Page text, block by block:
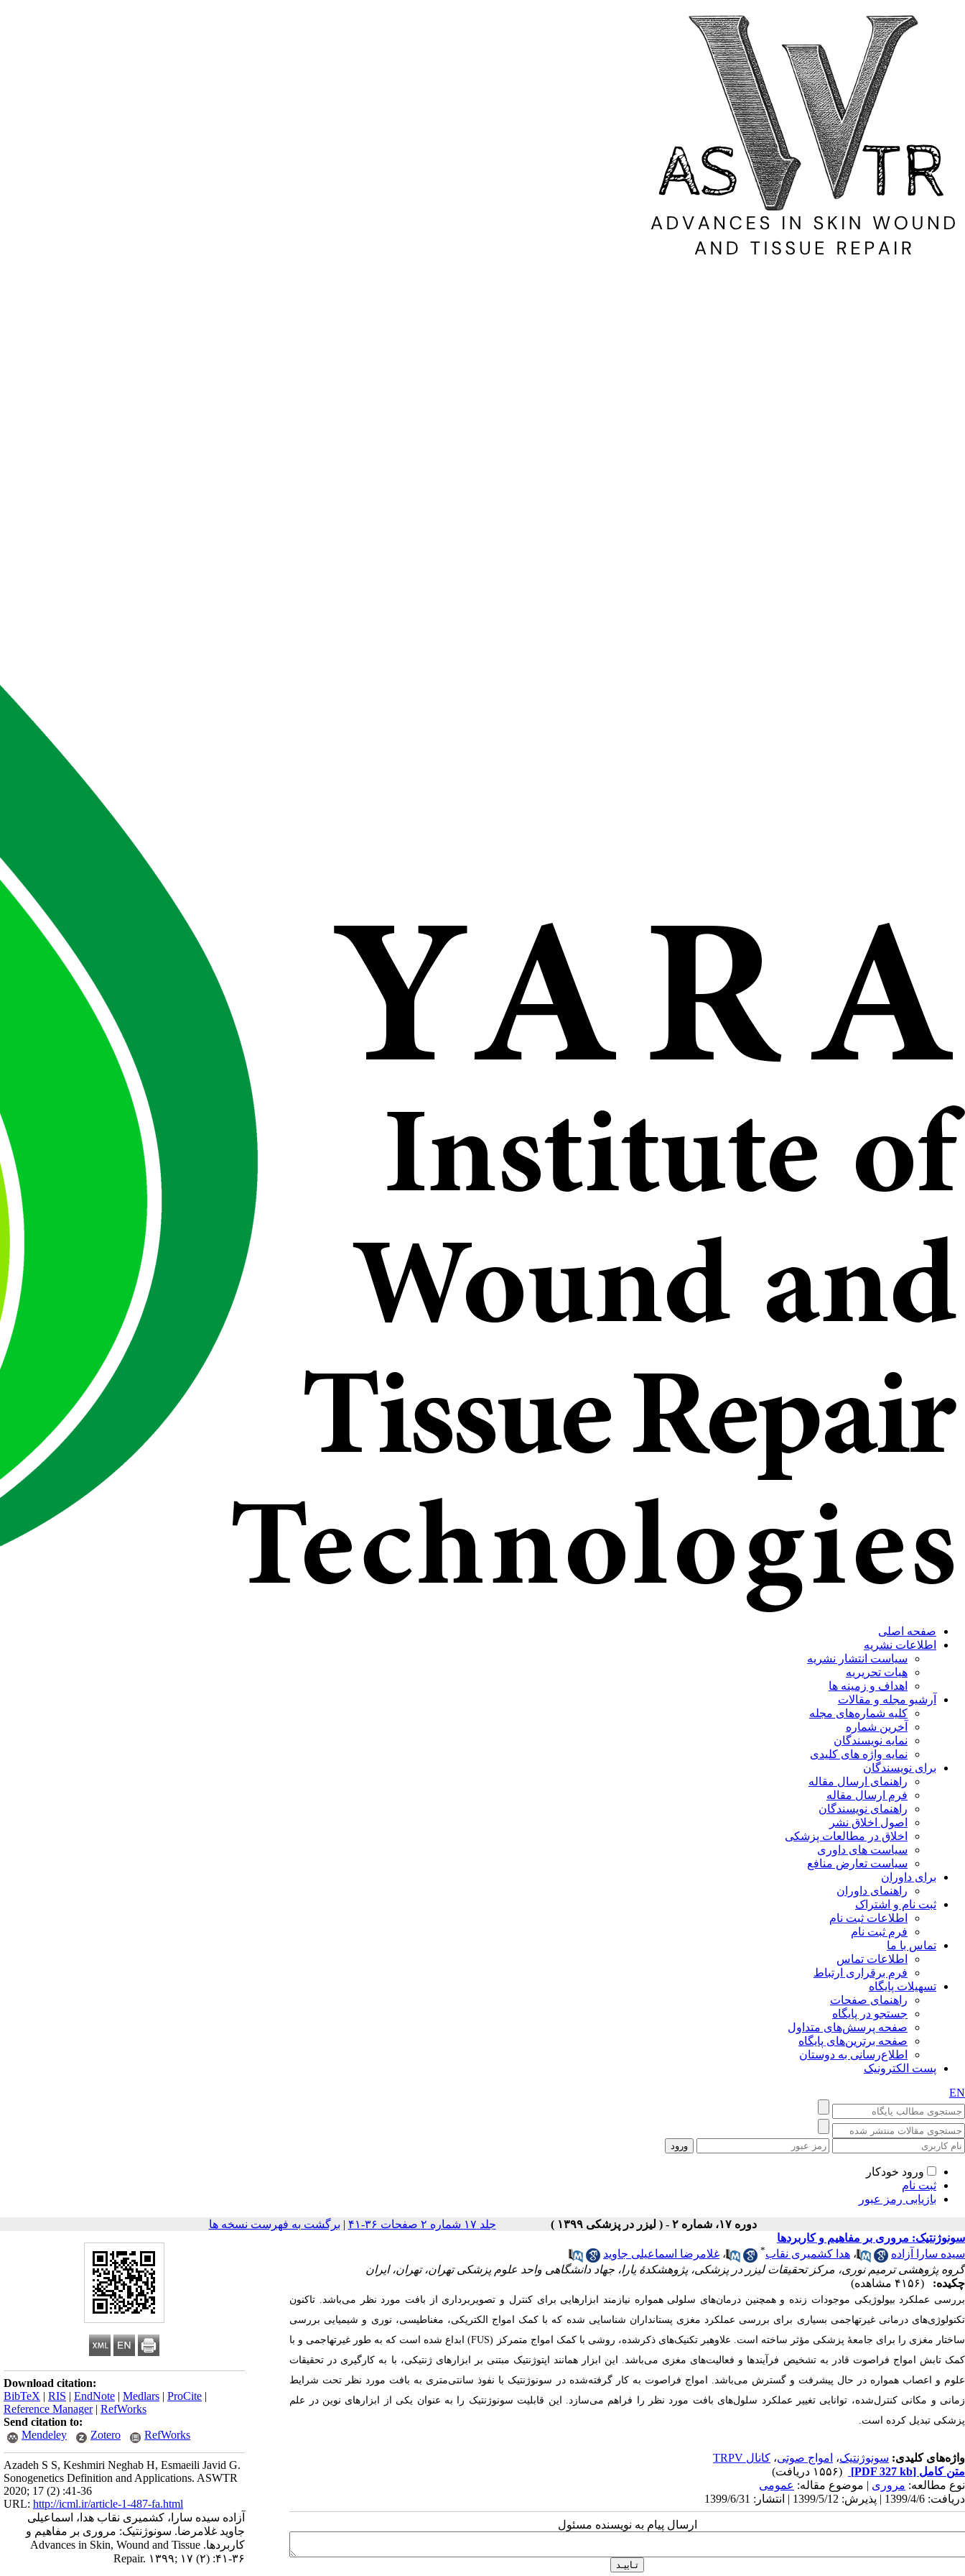
صفحه اصلی
اطلاعات نشریه
سیاست انتشار نشریه
هیات تحریریه
اهداف و زمینه ها
آرشیو مجله و مقالات
کلیه شماره‌های مجله
آخرین شماره
نمایه نویسندگان
نمایه واژه های کلیدی
برای نویسندگان
راهنمای ارسال مقاله
فرم ارسال مقاله
راهنمای نویسندگان
اصول اخلاق نشر
اخلاق در مطالعات پزشکی
سیاست های داوری
سیاست تعارض منافع
برای داوران
راهنمای داوران
ثبت نام و اشتراک
اطلاعات ثبت نام
فرم ثبت نام
تماس با ما
اطلاعات تماس
فرم برقراری ارتباط
تسهیلات پایگاه
راهنمای صفحات
جستجو در پایگاه
صفحه پرسش‌های متداول
صفحه برترین‌های پایگاه
اطلاع‌رسانی به دوستان
پست الکترونیک
EN
ورود خودکار
ثبت نام
بازیابی رمز عبور
دوره ۱۷، شماره ۲ - ( لیزر در پزشکی ۱۳۹۹ ) جلد ۱۷ شماره ۲ صفحات ۳۶-۴۱ | برگشت به فهرست نسخه ها
Download citation:
BibTeX | RIS | EndNote | Medlars | ProCite |
Reference Manager| RefWorks
Send citation to:
Mendeley
Zotero RefWorks
Azadeh S S, Keshmiri Neghab H, Esmaeili Javid G.
Sonogenetics Definition and Applications. ASWTR
2020; 17 (2) :41-36
URL: http://icml.ir/article-1-487-fa.html
آزاده سیده سارا، کشمیری نقاب هدا، اسماعیلی
جاوید غلامرضا. سونوژنتیک: مروری بر مفاهیم و
کاربردها. Advances in Skin, Wound and Tissue
Repair. ۱۳۹۹; ۱۷ (۲) :۴۱-۳۶
سونوژنتیک: مروری بر مفاهیم و کاربردها
سیده سارا آزاده
، هدا کشمیری نقاب* ، غلامرضا اسماعیلی جاوید
گروه پژوهشی ترمیم نوری، مرکز تحقیقات لیزر در پزشکی، پژوهشکدۀ یارا، جهاد دانشگاهی واحد علوم پزشکی تهران، تهران، ایران
چکیده:
(۴۱۵۶ مشاهده)
بررسی عملکرد بیولوژیکی موجودات زنده و همچنین درمان‌های سلولی همواره نیازمند ابزارهایی برای کنترل و تصویربرداری از بافت مورد نظر می‌باشد. تاکنون
تکنولوژی‌های درمانی غیرتهاجمی بسیاری برای بررسی عملکرد مغزی پستانداران شناسایی شده که با کمک امواج الکتریکی، مغناطیسی، نوری و شیمیایی بررسی
ساختار مغزی را برای جامعۀ پزشکی مؤثر ساخته ­است. علاوه­بر تکنیک‌های ذکر­شده، روشی با کمک امواج متمرکز (FUS) ابداع شده ­است که به ­طور غیرتهاجمی و با
کمک تابش امواج فراصوت قادر به تشخیص فرآیندها و فعالیت‌های مغزی می‌باشد. این ابزار همانند اپتوژنتیک مبتنی بر ابزارهای ژنتیکی، با به­ کارگیری در تحقیقات
علوم و اعصاب همواره در حال پیشرفت و گسترش می‌باشد. امواج فراصوت به­ کار گرفته­‌شده در سونوژنتیک با نفوذ سانتی­‌متری به بافت مورد نظر تحت شرایط
زمانی و مکانی کنترل‌­شده، توانایی تغییر عملکرد سلول‌های بافت مورد نظر را فراهم می‌سازد. این قابلیت سونوژنتیک را به­ عنوان یکی از ابزارهای نوین در علم
پزشکی تبدیل کرده است.
واژه‌های کلیدی: سونوژنتیک، امواج صوتی، کانال TRPV
متن کامل [PDF 327 kb]
(۱۵۵۶ دریافت)
نوع مطالعه: مروری | موضوع مقاله: عمومى
دریافت: 1399/4/6 | پذیرش: 1399/5/12 | انتشار: 1399/6/31
ارسال پیام به نویسنده مسئول